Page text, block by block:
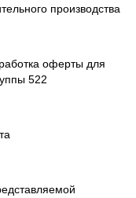
производства
оферты для
522